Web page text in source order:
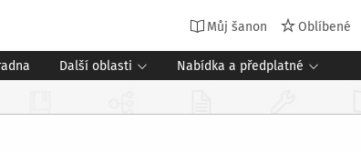
Můj šanon Oblíbené
Další oblasti Nabídka a předplatné